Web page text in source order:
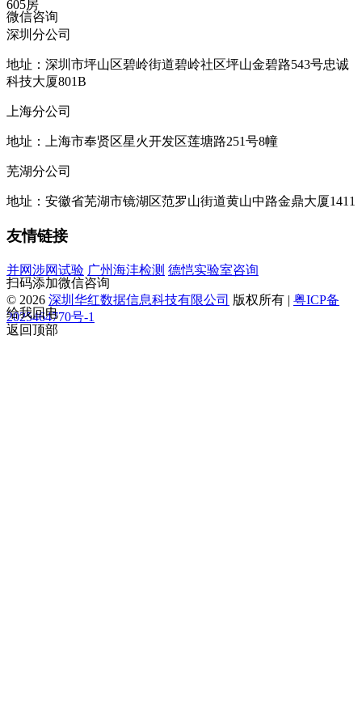
605房
深圳分公司
地址：深圳市坪山区碧岭街道碧岭社区坪山金碧路543号忠诚
科技大厦801B
上海分公司
地址：上海市奉贤区星火开发区莲塘路251号8幢
芜湖分公司
地址：安徽省芜湖市镜湖区范罗山街道黄山中路金鼎大厦1411
友情链接
并网涉网试验 广州海沣检测 德恺实验室咨询
© 2026 深圳华红数据信息科技有限公司 版权所有 | 粤ICP备
2025464770号-1
微信咨询
扫码添加微信咨询
给我回电
返回顶部